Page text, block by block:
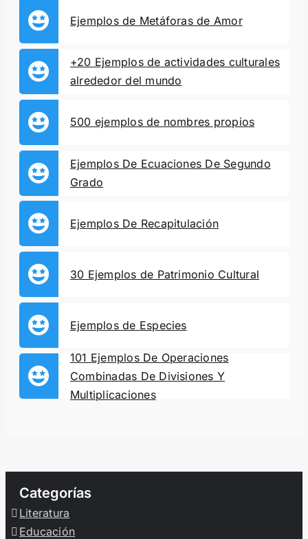
Ejemplos de Metáforas de Amor
+20 Ejemplos de actividades culturales
alrededor del mundo
500 ejemplos de nombres propios
Ejemplos De Ecuaciones De Segundo
Grado
Ejemplos De Recapitulación
30 Ejemplos de Patrimonio Cultural
Ejemplos de Especies
101 Ejemplos De Operaciones
Combinadas De Divisiones Y
Multiplicaciones
Categorías
Literatura
Educación